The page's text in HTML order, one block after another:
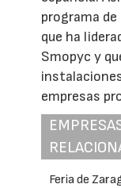
programa
que ha
Smopyc y
empresas
Feria de